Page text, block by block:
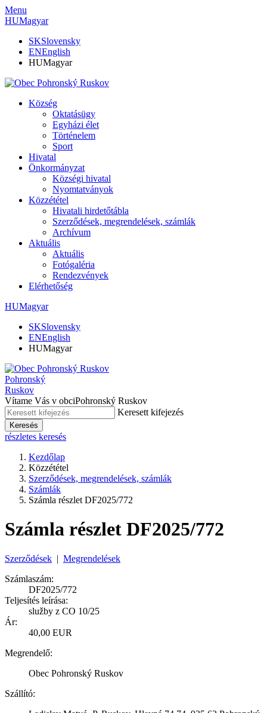
Menu
HUMagyar
SKSlovensky
ENEnglish
HUMagyar
Község
Oktatásügy
Egyházi élet
Történelem
Sport
Hivatal
Önkormányzat
Községi hivatal
Nyomtatványok
Közzététel
Hivatali hirdetőtábla
Szerződések, megrendelések, számlák
Archívum
Aktuális
Aktuális
Fotógaléria
Rendezvények
Elérhetőség
HUMagyar
SKSlovensky
ENEnglish
HUMagyar
Pohronský
Ruskov
Vítame Vás v obciPohronský Ruskov
Keresett kifejezés
Keresés
részletes keresés
Kezdőlap
Közzététel
Szerződések, megrendelések, számlák
Számlák
Számla részlet DF2025/772
Számla részlet DF2025/772
Szerződések | Megrendelések
Számlaszám:
DF2025/772
Teljesítés leírása:
služby z CO 10/25
Ár:
40,00 EUR
Megrendelő:
Obec Pohronský Ruskov
Szállító: